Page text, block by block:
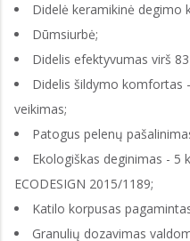
Didelė keramikinė degimo
Dūmsiurbė;
Didelis efektyvumas virš
Didelis šildymo komfortas
veikimas;
Patogus pelenų
Ekologiškas deginimas - 5
ECODESIGN 2015/1189;
Katilo korpusas
Granulių dozavimas